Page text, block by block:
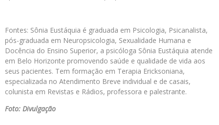
Fontes: Sônia Eustáquia é graduada em Psicologia, Psicanalista,
pós-graduada em Neuropsicologia, Sexualidade Humana e
Docência do Ensino Superior, a psicóloga Sônia Eustáquia atende
em Belo Horizonte promovendo saúde e qualidade de vida aos
seus pacientes. Tem formação em Terapia Ericksoniana,
especializada no Atendimento Breve individual e de casais,
colunista em Revistas e Rádios, professora e palestrante.
Foto: Divulgação